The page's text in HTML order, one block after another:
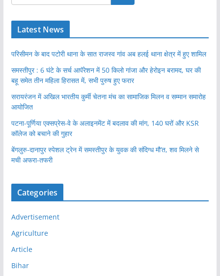
Latest News
परिसीमन के बाद पटोरी थाना के सात राजस्व गांव अब हलई थाना क्षेत्र में हुए शामिल
समस्तीपुर : 6 घंटे के सर्च आपॅरेशन में 50 किलो गांजा और हेरोइन बरामद, घर की
बहू समेत तीन महिला हिरासत में, सभी पुरुष हुए फरार
सरायरंजन में अखिल भारतीय कुर्मी चेतना मंच का सामाजिक मिलन व सम्मान समारोह
आयोजित
पटना-पूर्णिया एक्सप्रेस-वे के अलाइनमेंट में बदलाव की मांग, 140 घरों और KSR
कॉलेज को बचाने की गुहार
बेंगलुरु-दानापुर स्पेशल ट्रेन में समस्तीपुर के युवक की संदिग्ध मौ’त, शव मिलने से
मची अफरा-तफरी
Categories
Advertisement
Agriculture
Article
Bihar